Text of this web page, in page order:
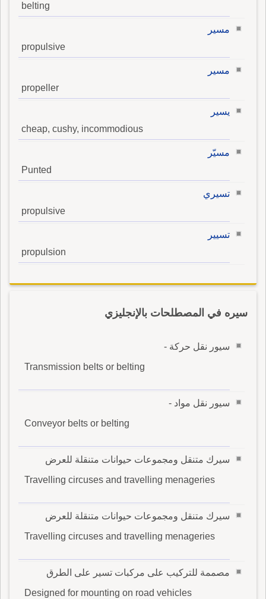
belting
مسير
propulsive
مسير
propeller
يسير
cheap, cushy, incommodious
مسيّر
Punted
تسيري
propulsive
تسيير
propulsion
سيره في المصطلحات بالإنجليزي
سيور نقل حركة -
Transmission belts or belting
سيور نقل مواد -
Conveyor belts or belting
سيرك متنقل ومجموعات حيوانات متنقلة للعرض
Travelling circuses and travelling menageries
سيرك متنقل ومجموعات حيوانات متنقلة للعرض
Travelling circuses and travelling menageries
مصممة للتركيب على مركبات تسير على الطرق
Designed for mounting on road vehicles